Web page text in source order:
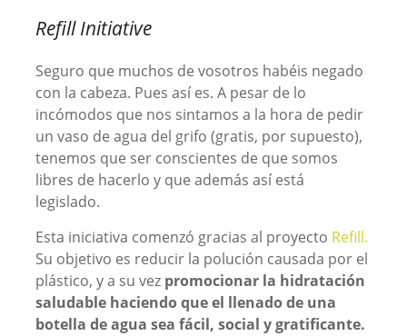
Refill Initiative
Seguro que muchos de vosotros habéis negado
con la cabeza. Pues así es. A pesar de lo
incómodos que nos sintamos a la hora de pedir
un vaso de agua del grifo (gratis, por supuesto),
tenemos que ser conscientes de que somos
libres de hacerlo y que además así está
legislado.
Esta iniciativa comenzó gracias al proyecto Refill.
Su objetivo es reducir la polución causada por el
plástico, y a su vez promocionar la hidratación
saludable haciendo que el llenado de una
botella de agua sea fácil, social y gratificante.